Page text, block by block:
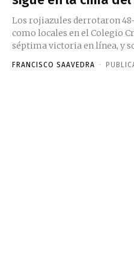
Los rojiazules derrotaron
como locales en el Colegio
séptima victoria en línea, y
FRANCISCO SAAVEDRA -